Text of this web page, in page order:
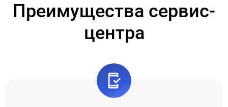
Преимущества сервис-
центра